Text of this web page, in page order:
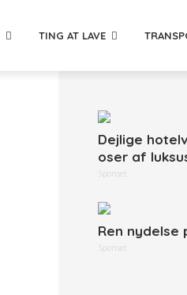
TING AT LAVE
Dejlige
oser af
Sponset
Ren nydelse
Sponset